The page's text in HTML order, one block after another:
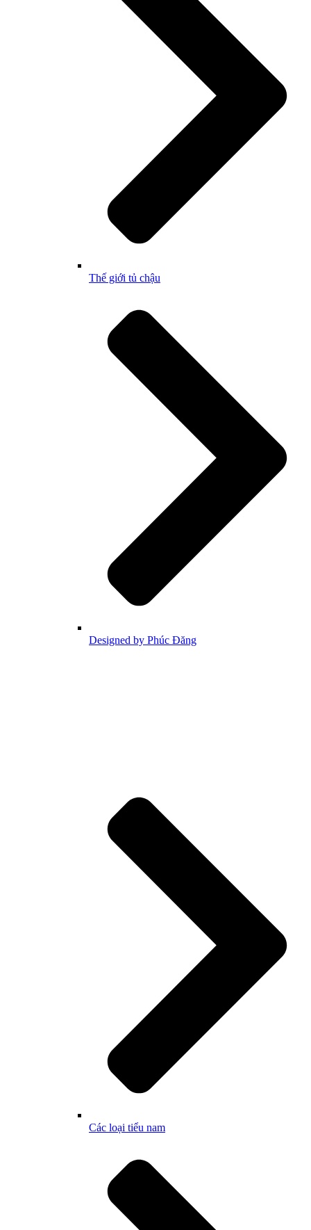
Thế giới tủ chậu
Designed by Phúc Đăng
Các loại tiểu nam